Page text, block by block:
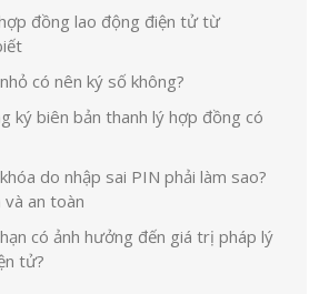
đồng lao động điện tử từ
có nên ký số không?
ký biên bản thanh lý hợp đồng có
do nhập sai PIN phải làm sao?
và an toàn
có ảnh hưởng đến giá trị pháp lý
tử?